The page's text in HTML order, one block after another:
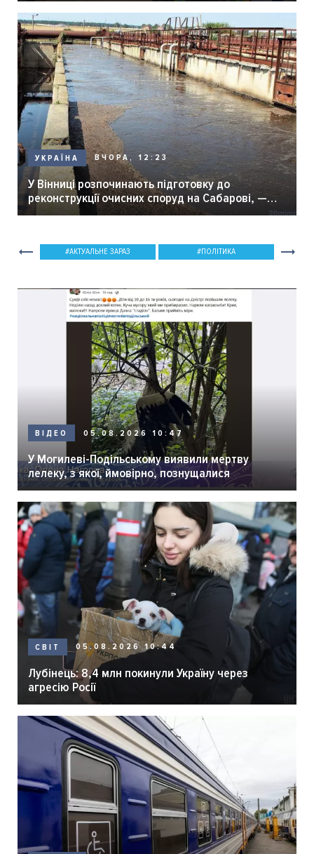
УКРАЇНА ВЧОРА, 12:23
У Вінниці розпочинають підготовку до
реконструкції очисних споруд на Сабарові, —
мер Вінниці.
АКТУАЛЬНЕ ЗАРАЗ ПОЛІТИКА
ВІДЕО 05.08.2026 10:47
У Могилеві-Подільському виявили мертву
лелеку, з якої, ймовірно, познущалися
СВІТ 05.08.2026 10:44
Лубінець: 8,4 млн покинули Україну через
агресію Росії